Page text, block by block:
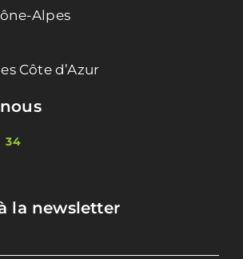
Alpes
Côte d’Azur
34
la newsletter